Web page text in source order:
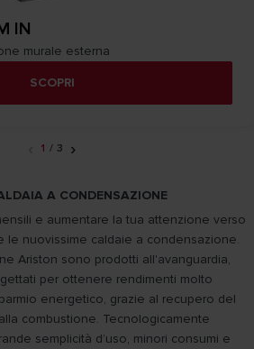
IN
murale esterna
SCOPRI
1 / 3 ›
A CONDENSAZIONE
e aumentare la tua attenzione verso
le nuovissime caldaie a condensazione.
Ariston sono prodotti all'avanguardia,
per ottenere rendimenti molto
energetico, grazie al recupero del
combustione. Tecnologicamente
semplicità d’uso, minori consumi e